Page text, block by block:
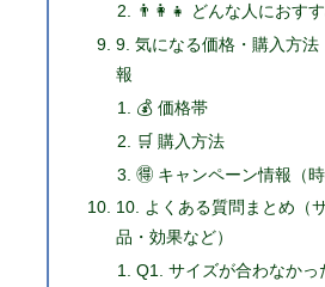
👨‍👩‍👧 どんな人におす
9. 気になる価格・購入方法
報
💰 価格帯
🛒 購入方法
🉐 キャンペーン情報（時
10. よくある質問まとめ（
品・効果など）
Q1. サイズが合わなかっ